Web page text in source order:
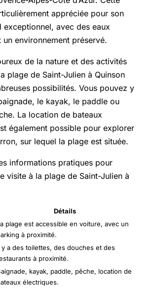
appréciée pour son
exceptionnel, avec des eaux
un environnement préservé.
de la nature et des activités
plage de Saint-Julien à Quinson
possibilités. Vous pouvez y
le kayak, le paddle ou
La location de bateaux
également possible pour explorer
sur lequel la plage est située.
informations pratiques pour
visite à la plage de Saint-Julien à
Détails
plage est accessible en voiture, avec un
à proximité.
y a des toilettes, des douches et des
à proximité.
kayak, paddle, pêche, location de
électriques.